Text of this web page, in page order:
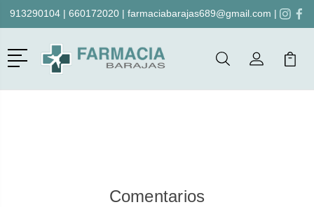
913290104| 660172020| farmaciabarajas689@gmail.com |
Menú
BuscarMi Cuenta
Mi
Comentarios